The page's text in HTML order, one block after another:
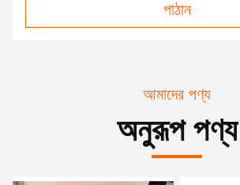
পাঠান
আমাদের পণ্য
অনুরূপ পণ্য